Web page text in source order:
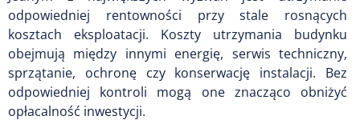
odpowiedniej rentowności przy stale rosnących
kosztach eksploatacji. Koszty utrzymania budynku
obejmują między innymi energię, serwis techniczny,
sprzątanie, ochronę czy konserwację instalacji. Bez
odpowiedniej kontroli mogą one znacząco obniżyć
opłacalność inwestycji.